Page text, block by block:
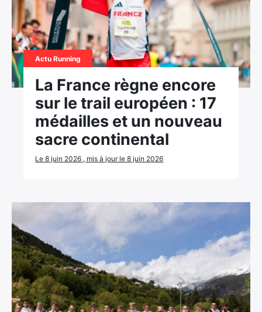
Actu Running
La France règne encore
sur le trail européen : 17
médailles et un nouveau
sacre continental
Le 8 juin 2026 , mis à jour le 8 juin 2026